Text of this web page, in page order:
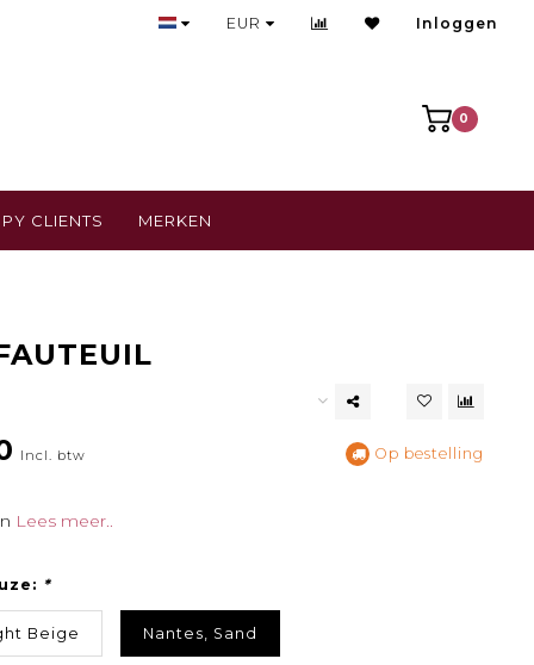
Bezoek onze gezellige winkel
EUR Inloggen
0
CLIENTS MERKEN
Incl. btw Op bestelling
Lees meer..
*
Beige Nantes, Sand